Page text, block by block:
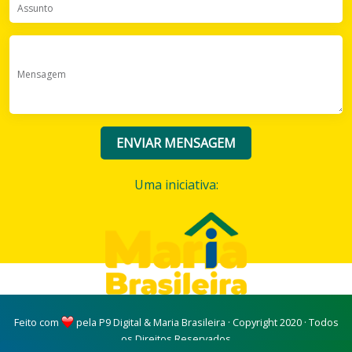
Uma iniciativa:
Assunto
Mensagem
ENVIAR MENSAGEM
Feito com pela P9 Digital &Maria Brasileira · Copyright 2020 · Todos
os Direitos Reservados